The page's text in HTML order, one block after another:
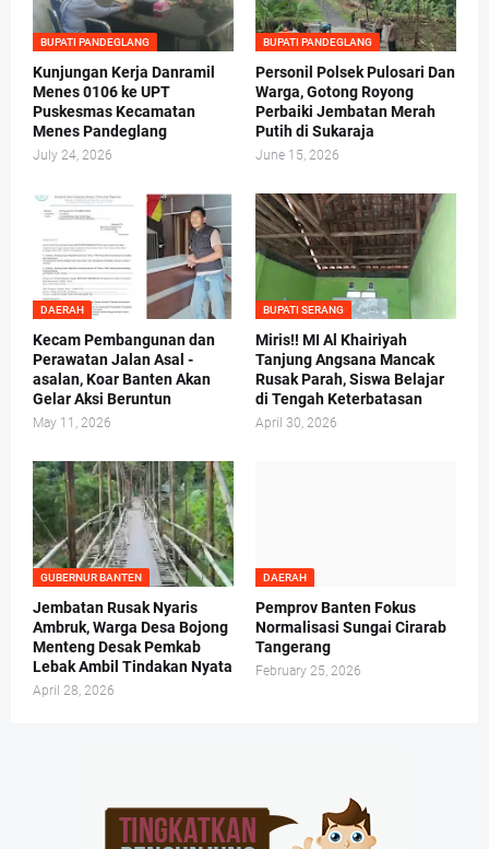
BUPATI PANDEGLANG
Kunjungan Kerja Danramil
Menes 0106 ke UPT
Puskesmas Kecamatan
Menes Pandeglang
July 24, 2026
BUPATI PANDEGLANG
Personil Polsek Pulosari Dan
Warga, Gotong Royong
Perbaiki Jembatan Merah
Putih di Sukaraja
June 15, 2026
DAERAH
Kecam Pembangunan dan
Perawatan Jalan Asal -
asalan, Koar Banten Akan
Gelar Aksi Beruntun
May 11, 2026
BUPATI SERANG
Miris!! MI Al Khairiyah
Tanjung Angsana Mancak
Rusak Parah, Siswa Belajar
di Tengah Keterbatasan
April 30, 2026
GUBERNUR BANTEN
Jembatan Rusak Nyaris
Ambruk, Warga Desa Bojong
Menteng Desak Pemkab
Lebak Ambil Tindakan Nyata
April 28, 2026
DAERAH
Pemprov Banten Fokus
Normalisasi Sungai Cirarab
Tangerang
February 25, 2026